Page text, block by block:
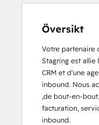
Översikt
Votre partenaire
Stagring est
CRM et d'une
inbound. Nous
,de bout-en-
facturation,
inbound.